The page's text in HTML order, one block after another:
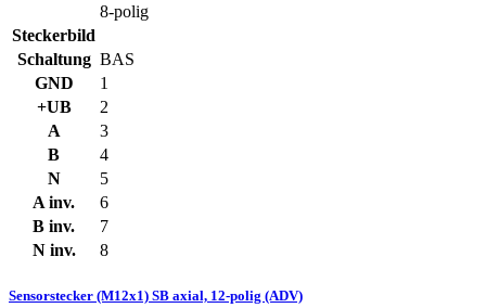
8-polig
Steckerbild
Schaltung BAS
GND
1
+UB
2
A
3
B
4
N
5
A inv.
6
B inv.
7
N inv.
8
Sensorstecker (M12x1) SB axial, 12-polig (ADV)